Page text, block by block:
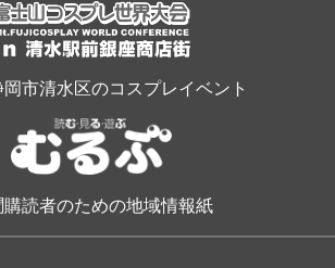
市清水区のコスプレイベント
購読者のための地域情報紙